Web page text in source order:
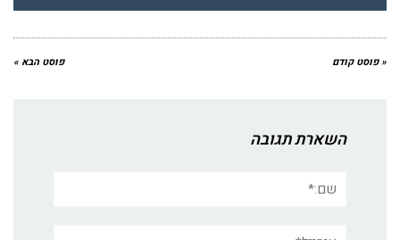
« פוסט קודם פוסט הבא »
השארת תגובה